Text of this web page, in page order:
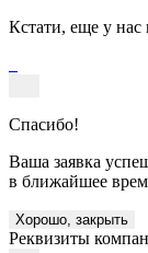
Кстати, еще у нас
Спасибо!
Ваша заявка
в ближайшее
Хорошо, закрыть
Реквизиты